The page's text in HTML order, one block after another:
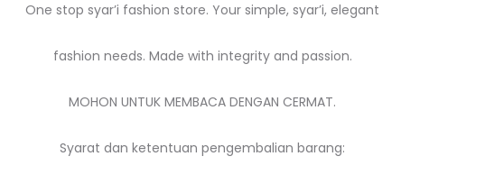
One stop syar’i fashion store. Your simple, syar’i, elegant
fashion needs. Made with integrity and passion.
MOHON UNTUK MEMBACA DENGAN CERMAT.
Syarat dan ketentuan pengembalian barang: